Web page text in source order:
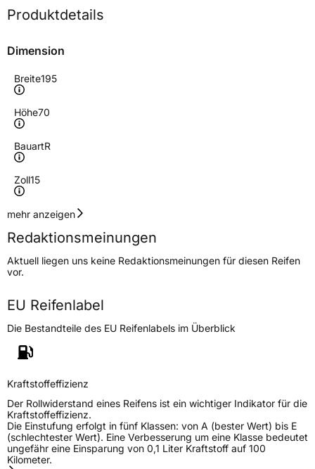
Produktdetails
Dimension
Breite195
Höhe70
BauartR
Zoll15
Geschwindigkeitsindex
Lastindex 104/102
Gewicht (in kg)10,504 kg
Generelle Merkmale
Fahrzeugtyp
ModellnameSafeGuard
FahrzeugartTransporter
mehr anzeigen
Redaktionsmeinungen
Aktuell liegen uns keine Redaktionsmeinungen für diesen Reifen
vor.
EU Reifenlabel
Die Bestandteile des EU Reifenlabels im Überblick
Kraftstoffeffizienz
Der Rollwiderstand eines Reifens ist ein wichtiger Indikator für die
Kraftstoffeffizienz.
Die Einstufung erfolgt in fünf Klassen: von A (bester Wert) bis E
(schlechtester Wert). Eine Verbesserung um eine Klasse bedeutet
ungefähr eine Einsparung von 0,1 Liter Kraftstoff auf 100
Kilometer.